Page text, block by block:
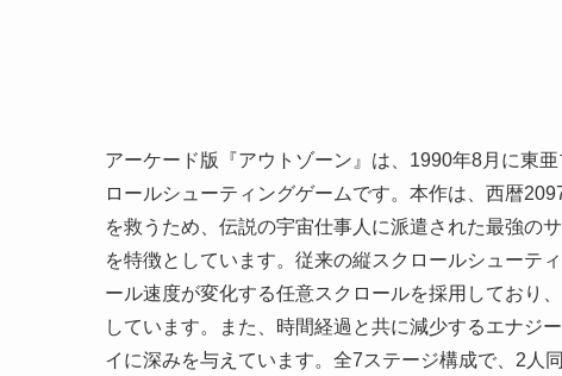
アーケード版『アウトゾーン』は、1990年8月に東
ロールシューティングゲームです。本作は、西暦
を救うため、伝説の宇宙仕事人に派遣された最強の
を特徴としています。従来の縦スクロールシューテ
ール速度が変化する任意スクロールを採用しており
しています。また、時間経過と共に減少するエナジ
イに深みを与えています。全7ステージ構成で、2人